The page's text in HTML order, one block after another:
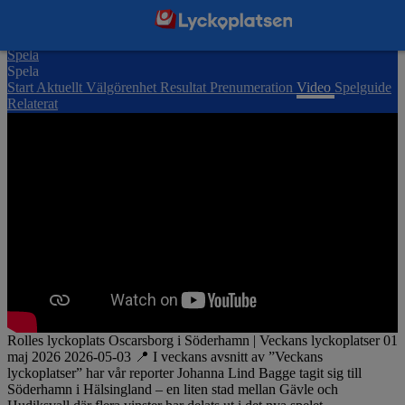
Spela
Spela
Start Aktuellt Välgörenhet Resultat Prenumeration Video Spelguide
Relaterat
Rolles lyckoplats Oscarsborg i Söderhamn | Veckans lyckoplatser 01
maj 2026 2026-05-03 📍 I veckans avsnitt av ”Veckans
lyckoplatser” har vår reporter Johanna Lind Bagge tagit sig till
Söderhamn i Hälsingland – en liten stad mellan Gävle och